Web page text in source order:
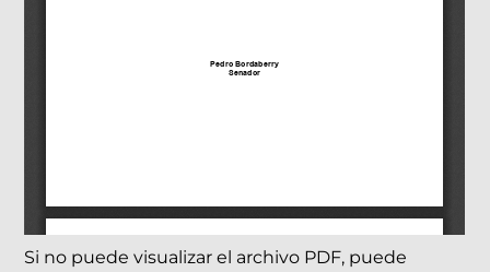
Si no puede visualizar el archivo PDF, puede